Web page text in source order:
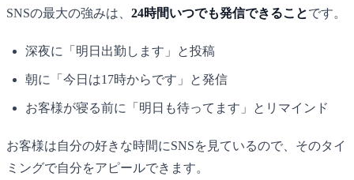
SNSの最大の強みは、 24時間いつでも発信できることです。
深夜に「明日出勤します」と投稿
朝に「今日は17時からです」と発信
お客様が寝る前に「明日も待ってます」とリマインド
お客様は自分の好きな時間にSNSを見ているので、そのタイ
ミングで自分をアピールできます。